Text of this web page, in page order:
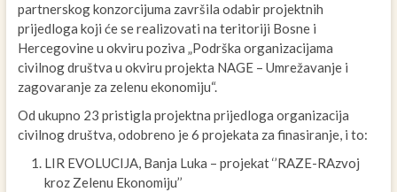
partnerskog konzorcijuma završila odabir projektnih
prijedloga koji će se realizovati na teritoriji Bosne i
Hercegovine u okviru poziva „Podrška organizacijama
civilnog društva u okviru projekta NAGE – Umrežavanje i
zagovaranje za zelenu ekonomiju“.
Od ukupno 23 pristigla projektna prijedloga organizacija
civilnog društva, odobreno je 6 projekata za finasiranje, i to:
LIR EVOLUCIJA, Banja Luka – projekat ‘’RAZE-RAzvoj
kroz Zelenu Ekonomiju’’